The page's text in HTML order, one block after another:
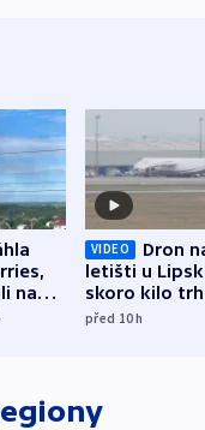
na
VIDEO
Dron
letišti u
skoro kilo
indicie
před 10h